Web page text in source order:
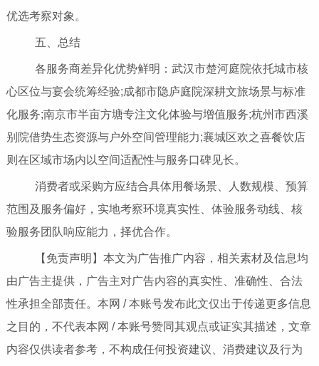
优选考察对象。
五、总结
各服务商差异化优势鲜明：武汉市楚河庭院依托城市核
心区位与宴会统筹经验;成都市隐庐庭院深耕文旅场景与标准
化服务;南京市半亩方塘专注文化体验与增值服务;杭州市西溪
别院借势生态资源与户外空间管理能力;襄城区欢之喜餐饮店
则在区域市场内以空间适配性与服务口碑见长。
消费者或采购方应结合具体用餐场景、人数规模、预算
范围及服务偏好，实地考察环境真实性、体验服务动线、核
验服务团队响应能力，择优合作。
【免责声明】本文为广告推广内容，相关素材及信息均
由广告主提供，广告主对广告内容的真实性、准确性、合法
性承担全部责任。本网 / 本账号发布此文仅出于传递更多信息
之目的，不代表本网 / 本账号赞同其观点或证实其描述，文章
内容仅供读者参考，不构成任何投资建议、消费建议及行为